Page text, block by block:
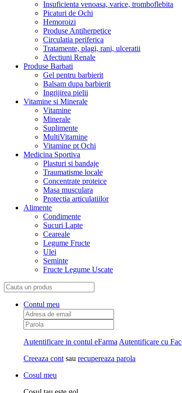
Insuficienta venoasa, varice, tromboflebita
Picaturi de Ochi
Hemoroizi
Produse Antiherpetice
Circulatia periferica
Tratamente, plagi, rani, ulceratii
Afectiuni Renale
Produse Barbati
Gel pentru barbierit
Balsam dupa barbierit
Ingrijirea pielii
Vitamine si Minerale
Vitamine
Minerale
Suplimente
MultiVitamine
Vitamine pt Ochi
Medicina Sportiva
Plasturi si bandaje
Traumatisme locale
Concentrate proteice
Masa musculara
Protectia articulatiilor
Alimente
Condimente
Sucuri Lapte
Ceareale
Legume Fructe
Ulei
Seminte
Fructe Legume Uscate
Contul meu
Autentificare in contul eFarma Autentificare cu
Creeaza cont sau recupereaza parola
Cosul meu